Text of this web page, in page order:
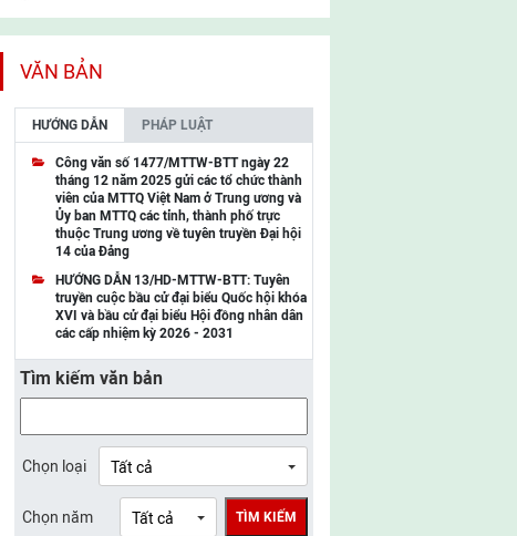
UBMTTQ Việt Nam TP. Cần Thơ
UBMTTQ Việt Nam tỉnh Quảng Ninh
UBMTTQ Việt Nam tỉnh Cao Bằng
UBMTTQ Việt Nam tỉnh Lạng Sơn
UBMTTQ Việt Nam tỉnh Lai Châu
UBMTTQ Việt Nam tỉnh Điện Biên
UBMTTQ Việt Nam tỉnh Sơn La
UBMTTQ Việt Nam tỉnh Thanh Hóa
UBMTTQ Việt Nam tỉnh Nghệ An
UBMTTQ Việt Nam tỉnh Lào Cai
VĂN BẢN
HƯỚNG DẪN PHÁP LUẬT
Công văn số 1477/MTTW-BTT ngày 22
tháng 12 năm 2025 gửi các tổ chức thành
viên của MTTQ Việt Nam ở Trung ương và
Ủy ban MTTQ các tỉnh, thành phố trực
thuộc Trung ương về tuyên truyền Đại hội
14 của Đảng
HƯỚNG DẪN 13/HD-MTTW-BTT: Tuyên
truyền cuộc bầu cử đại biểu Quốc hội khóa
XVI và bầu cử đại biểu Hội đồng nhân dân
các cấp nhiệm kỳ 2026 - 2031
Tìm kiếm văn bản
Chọn loại
Chọn năm TÌM KIẾM